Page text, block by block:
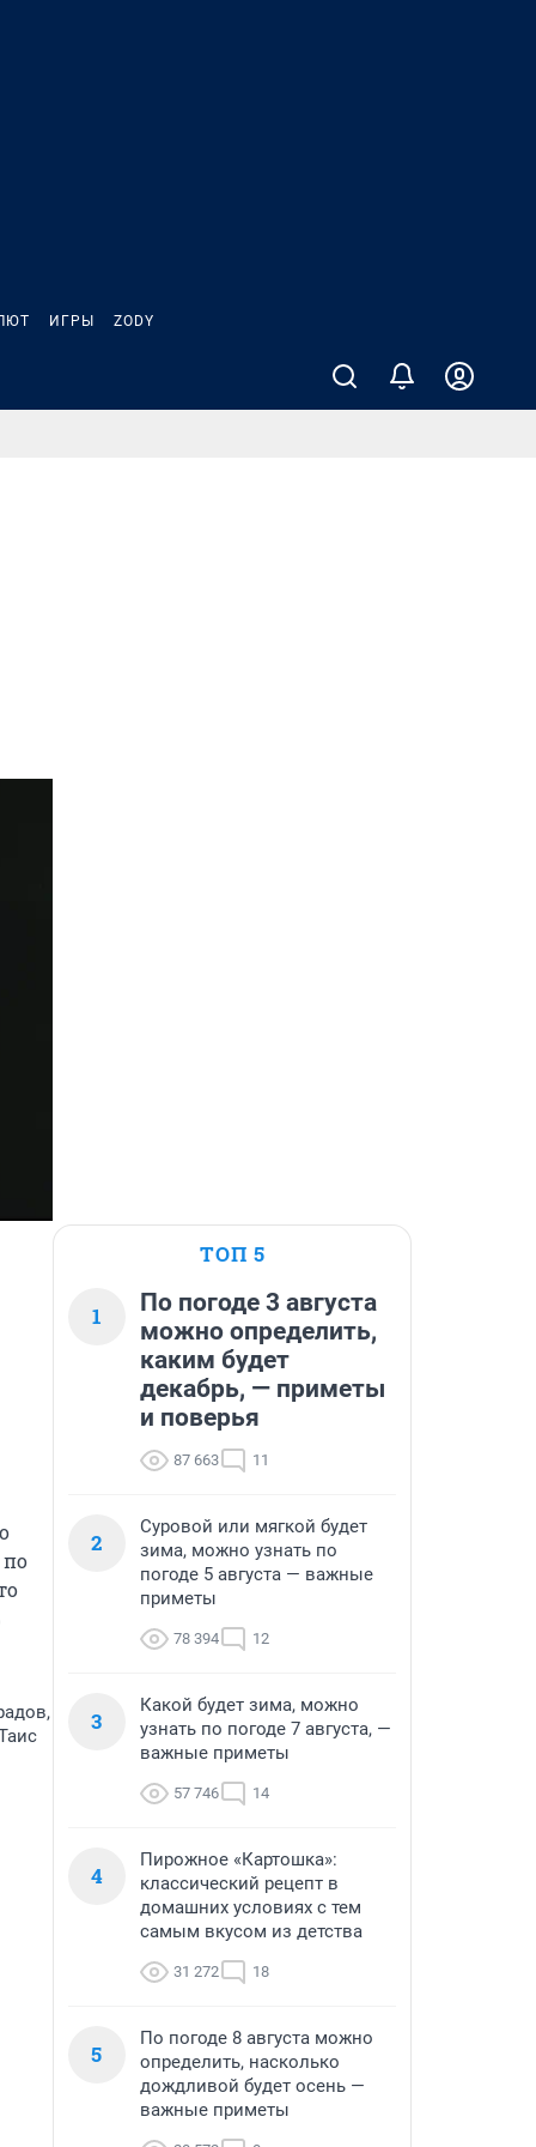
ИГРЫ ZODY
ТОП 5
1
По погоде 3 августа
можно определить,
каким будет
декабрь, — приметы
и поверья
87 663 11
2
Суровой или мягкой будет
зима, можно узнать по
погоде 5 августа — важные
приметы
78 394 12
3
Какой будет зима, можно
узнать по погоде 7 августа, —
важные приметы
57 746 14
4
Пирожное «Картошка»:
классический рецепт в
домашних условиях с тем
самым вкусом из детства
31 272 18
5
По погоде 8 августа можно
определить, насколько
дождливой будет осень —
важные приметы